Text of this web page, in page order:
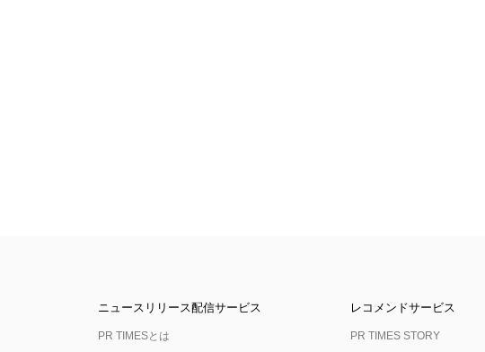
ニュースリリース配信サービス
PR TIMESとは
レコメンドサービス
PR TIMES STORY